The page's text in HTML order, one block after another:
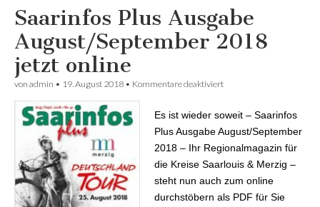
Saarinfos Plus Ausgabe
August/September 2018
jetzt online
von admin • 19. August 2018 • Kommentare deaktiviert
jetzt online
Es ist wieder soweit – Saarinfos
Plus Ausgabe August/September
2018 – Ihr Regionalmagazin für
die Kreise Saarlouis & Merzig –
steht nun auch zum online
durchstöbern als PDF für Sie